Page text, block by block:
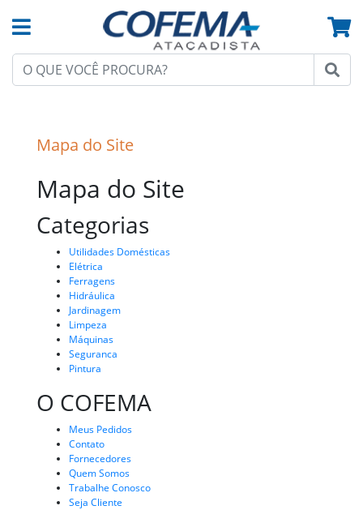
Mapa do Site
Mapa do Site
Categorias
Utilidades Domésticas
Elétrica
Ferragens
Hidráulica
Jardinagem
Limpeza
Máquinas
Seguranca
Pintura
O COFEMA
Meus Pedidos
Contato
Fornecedores
Quem Somos
Trabalhe Conosco
Seja Cliente